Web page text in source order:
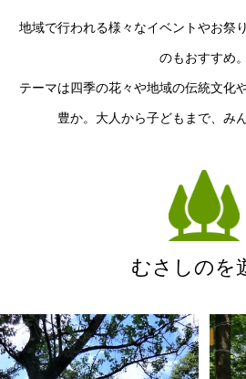
地域で行われる様々なイベントやお祭
のもおすすめ。
テーマは四季の花々や地域の伝統文化
豊か。大人から子どもまで、み
むさしのを